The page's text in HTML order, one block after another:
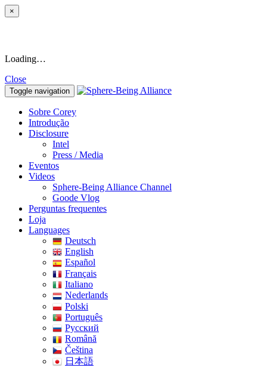
×
Loading…
Close
Toggle navigation
Sobre Corey
Introdução
Disclosure
Intel
Press / Media
Eventos
Videos
Sphere-Being Alliance Channel
Goode Vlog
Perguntas frequentes
Loja
Languages
Deutsch
English
Español
Français
Italiano
Nederlands
Polski
Português
Pусский
Română
Čeština
日本語